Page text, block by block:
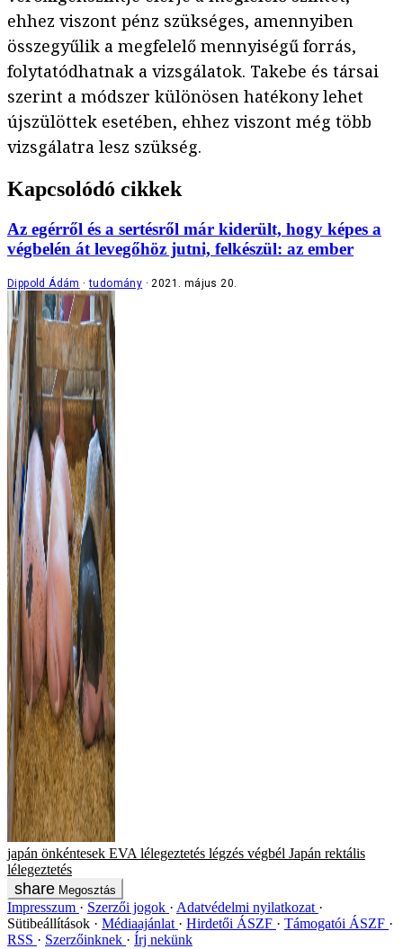
ehhez viszont pénz szükséges, amennyiben
összegyűlik a megfelelő mennyiségű forrás,
folytatódhatnak a vizsgálatok. Takebe és társai
szerint a módszer különösen hatékony lehet
újszülöttek esetében, ehhez viszont még több
vizsgálatra lesz szükség.
Kapcsolódó cikkek
Az egérről és a sertésről már kiderült, hogy képes a
végbelén át levegőhöz jutni, felkészül: az ember
Dippold Ádám tudomány 2021. május 20.
japán önkéntesek EVA lélegeztetés légzés végbél Japán rektális
lélegeztetés
Megosztás
Impresszum Szerzői jogok
Adatvédelmi nyilatkozat
Sütibeállítások
Médiaajánlat Hirdetői ÁSZF
Támogatói ÁSZF
RSS
Szerzőinknek Írj nekünk